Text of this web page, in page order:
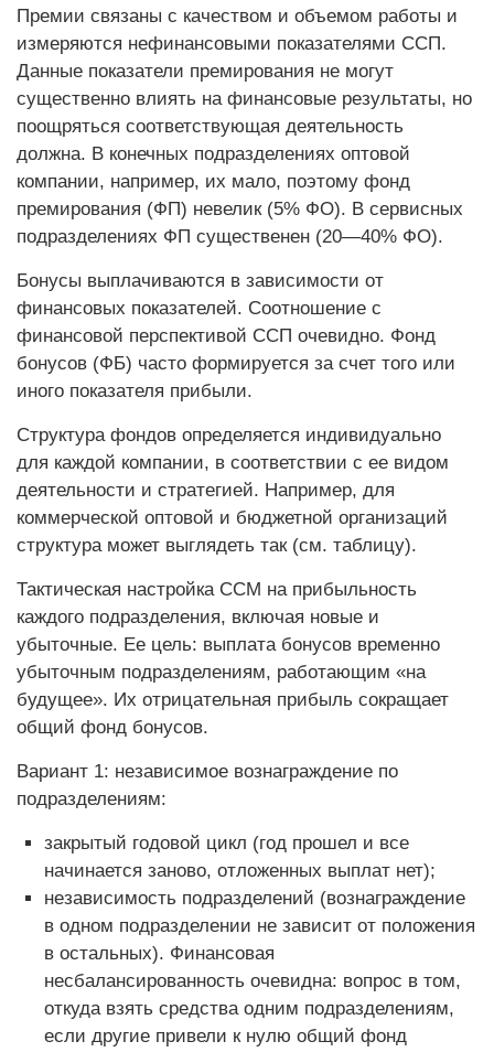
Премии связаны с качеством и объемом работы и
измеряются нефинансовыми показателями ССП.
Данные показатели премирования не могут
существенно влиять на финансовые результаты, но
поощряться соответствующая деятельность
должна. В конечных подразделениях оптовой
компании, например, их мало, поэтому фонд
премирования (ФП) невелик (5% ФО). В сервисных
подразделениях ФП существенен (20—40% ФО).
Бонусы выплачиваются в зависимости от
финансовых показателей. Соотношение с
финансовой перспективой ССП очевидно. Фонд
бонусов (ФБ) часто формируется за счет того или
иного показателя прибыли.
Структура фондов определяется индивидуально
для каждой компании, в соответствии с ее видом
деятельности и стратегией. Например, для
коммерческой оптовой и бюджетной организаций
структура может выглядеть так (см. таблицу).
Тактическая настройка ССМ на прибыльность
каждого подразделения, включая новые и
убыточные. Ее цель: выплата бонусов временно
убыточным подразделениям, работающим «на
будущее». Их отрицательная прибыль сокращает
общий фонд бонусов.
Вариант 1: независимое вознаграждение по
подразделениям:
закрытый годовой цикл (год прошел и все
начинается заново, отложенных выплат нет);
независимость подразделений (вознаграждение
в одном подразделении не зависит от положения
в остальных). Финансовая
несбалансированность очевидна: вопрос в том,
откуда взять средства одним подразделениям,
если другие привели к нулю общий фонд